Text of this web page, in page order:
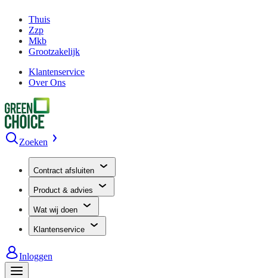
Thuis
Zzp
Mkb
Grootzakelijk
Klantenservice
Over Ons
Zoeken
Contract afsluiten
Product & advies
Wat wij doen
Klantenservice
Inloggen